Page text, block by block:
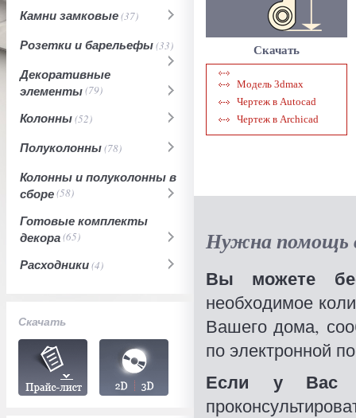
Камни замковые(37)
Розетки и барельефы(33)
Декоративные
элементы(79)
Колонны(52)
Полуколонны(78)
Колонны и полуколонны в
сборе(58)
Готовые комплекты
декора(65)
Расходники(4)
Скачать
Скачать
Модель 3dmax
Чертеж в Autocad
Чертеж в Archicad
Нужна помощь
Вы можете
необходимое
Вашего дома,
по электронной
Если у Вас